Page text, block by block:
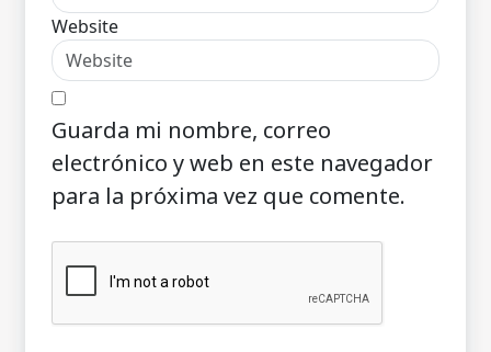
Website
Guarda mi nombre, correo
electrónico y web en este navegador
para la próxima vez que comente.